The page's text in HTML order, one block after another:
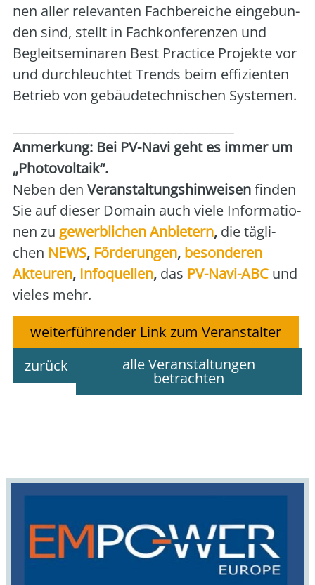
nen aller rele­van­ten Fach­be­rei­che ein­ge­bun­
den sind, stellt in Fach­kon­fe­ren­zen und
Begleit­se­mi­na­ren Best Prac­ti­ce Pro­jek­te vor
und durch­leuch­tet Trends beim effi­zi­en­ten
Betrieb von gebäu­de­tech­ni­schen Sys­te­men.
Anmer­kung: Bei PV-Navi geht es immer um
„Pho­to­vol­ta­ik“.
Neben den Ver­an­stal­tungs­hin­wei­senfin­den
Sie auf die­ser Domain auch vie­le Infor­ma­tio­
nen zu gewerb­li­chen Anbie­tern, die täg­li­
chen NEWS, För­de­run­gen, beson­de­ren
Akteu­ren, Info­quel­len, das PV-Navi-ABC und
vie­les mehr.
weiterführender Link zum Veranstalter
zurück
alle Veranstaltungen
betrachten